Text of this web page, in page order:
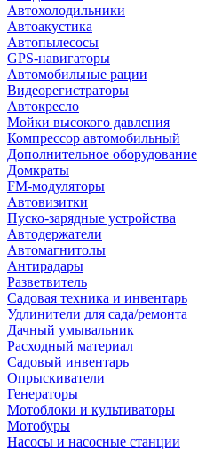
Автохолодильники
Автоакустика
Автопылесосы
GPS-навигаторы
Автомобильные рации
Видеорегистраторы
Автокресло
Мойки высокого давления
Компрессор автомобильный
Дополнительное оборудование
Домкраты
FM-модуляторы
Автовизитки
Пуско-зарядные устройства
Автодержатели
Автомагнитолы
Антирадары
Разветвитель
Садовая техника и инвентарь
Удлинители для сада/ремонта
Дачный умывальник
Расходный материал
Садовый инвентарь
Опрыскиватели
Генераторы
Мотоблоки и культиваторы
Мотобуры
Насосы и насосные станции